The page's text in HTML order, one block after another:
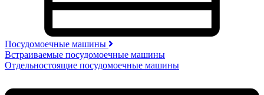
Посудомоечные машины
Встраиваемые посудомоечные машины
Отдельностоящие посудомоечные машины